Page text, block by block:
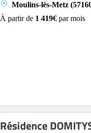
Moulins-lès-Metz
À partir de 1 419€ par mois
Résidence